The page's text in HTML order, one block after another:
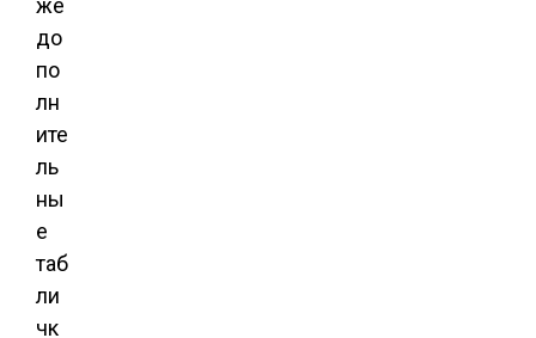
же
до
по
лн
ите
ль
ны
е
таб
ли
чк